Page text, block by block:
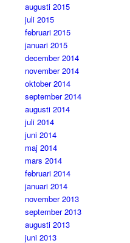
augusti 2015
juli 2015
februari 2015
januari 2015
december 2014
november 2014
oktober 2014
september 2014
augusti 2014
juli 2014
juni 2014
maj 2014
mars 2014
februari 2014
januari 2014
november 2013
september 2013
augusti 2013
juni 2013